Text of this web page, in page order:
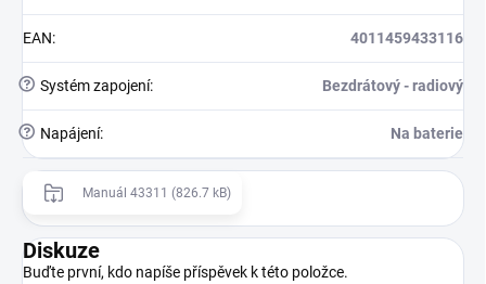
EAN: 4011459433116
? Systém zapojení: Bezdrátový - radiový
? Napájení: Na baterie
Manuál 43311 (826.7 kB)
Diskuze
Buďte první, kdo napíše příspěvek k této položce.